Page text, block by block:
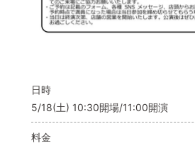
日時
5/18(土) 10:30開場/11:00開演
料金